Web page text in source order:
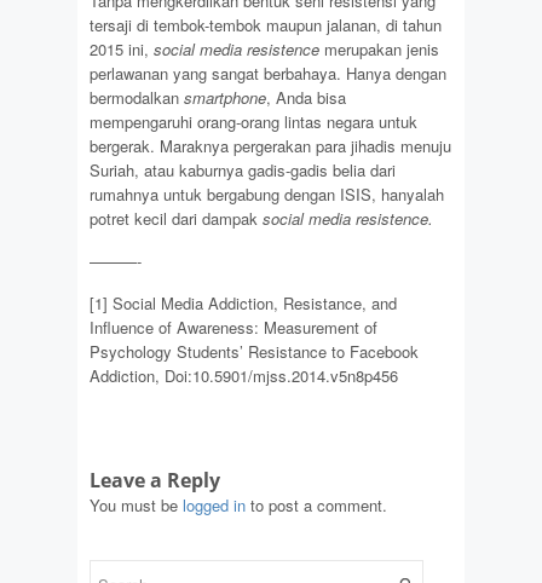
tersaji di tembok-tembok maupun jalanan, di tahun
2015 ini, social media resistence merupakan jenis
perlawanan yang sangat berbahaya. Hanya dengan
bermodalkan smartphone, Anda bisa
mempengaruhi orang-orang lintas negara untuk
bergerak. Maraknya pergerakan para jihadis menuju
Suriah, atau kaburnya gadis-gadis belia dari
rumahnya untuk bergabung dengan ISIS, hanyalah
potret kecil dari dampak social media resistence.
———-
[1] Social Media Addiction, Resistance, and
Influence of Awareness: Measurement of
Psychology Students’ Resistance to Facebook
Addiction, Doi:10.5901/mjss.2014.v5n8p456
Leave a Reply
You must be logged in to post a comment.